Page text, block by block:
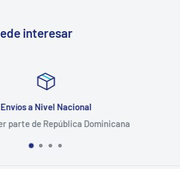
interesar
Envíos a Nivel Nacional
parte de República Dominicana